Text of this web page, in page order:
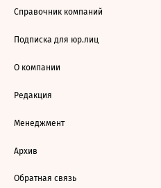
Справочник компаний
Подписка для юр.лиц
О компании
Редакция
Менеджмент
Архив
Обратная связь